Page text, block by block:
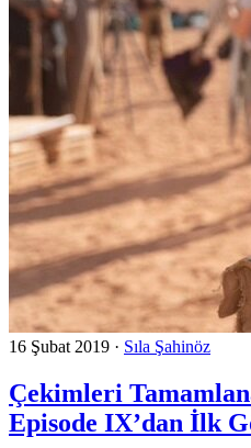
16 Şubat 2019 · Sıla Şahinöz
Çekimleri
Episode IX’dan İlk